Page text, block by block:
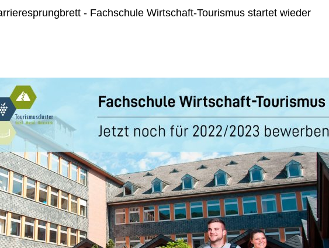
- Fachschule Wirtschaft-Tourismus startet wieder